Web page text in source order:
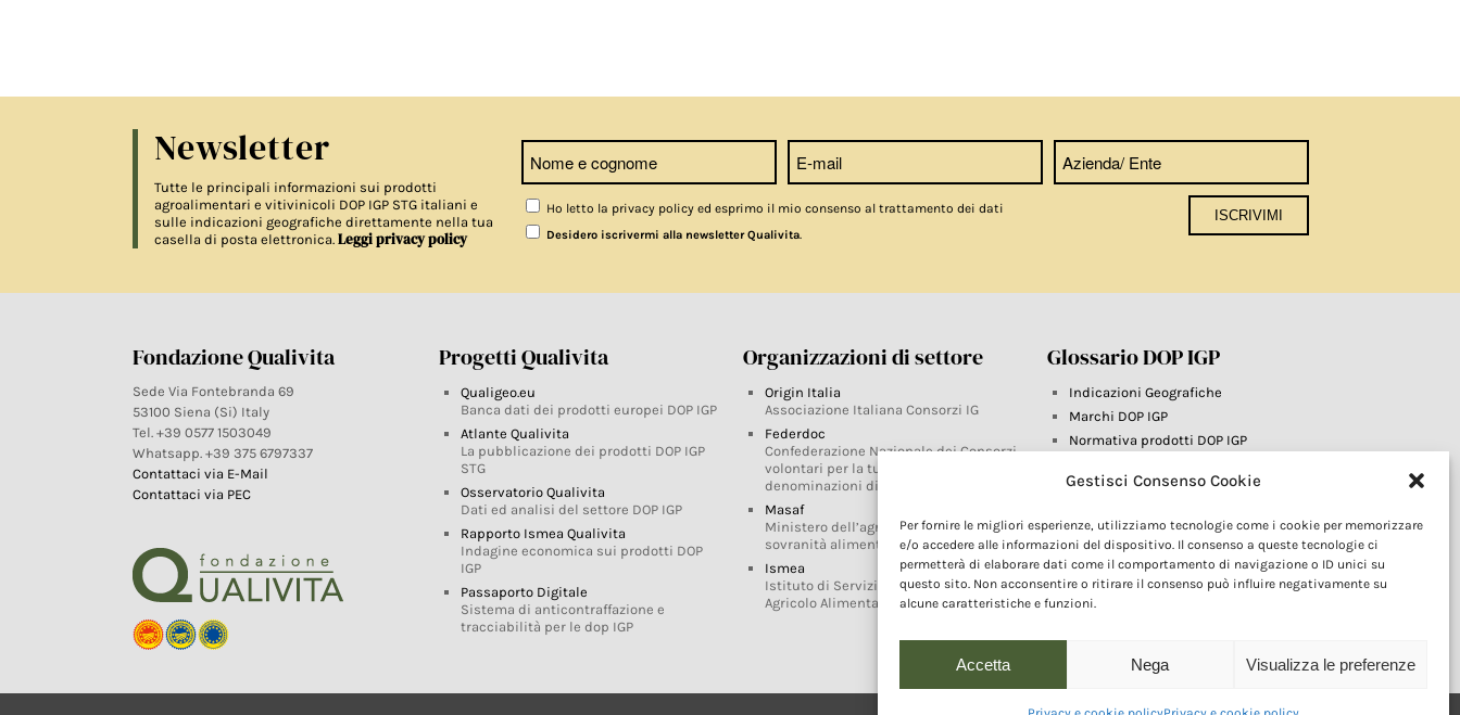
Gestisci Consenso Cookie
Per fornire le migliori esperienze, utilizziamo tecnologie come i cookie per memorizzare
e/o accedere alle informazioni del dispositivo. Il consenso a queste tecnologie ci
permetterà di elaborare dati come il comportamento di navigazione o ID unici su
questo sito. Non acconsentire o ritirare il consenso può influire negativamente su
alcune caratteristiche e funzioni.
Accetta Nega Visualizza le preferenze
Newsletter
Tutte le principali informazioni sui prodotti
agroalimentari e vitivinicoli DOP IGP STG italiani e
sulle indicazioni geografiche direttamente nella tua
casella di posta elettronica. Leggi privacy policy
Ho letto la privacy policy ed esprimo il mio consenso al trattamento dei dati
Desidero iscrivermi alla newsletter Qualivita.
Fondazione Qualivita
Sede Via Fontebranda 69
53100 Siena (Si) Italy
Tel. +39 0577 1503049
Whatsapp. +39 375 6797337
Contattaci via E-Mail
Contattaci via PEC
Progetti Qualivita
Qualigeo.eu
Banca dati dei prodotti europei DOP IGP
Atlante Qualivita
La pubblicazione dei prodotti DOP IGP
STG
Osservatorio Qualivita
Dati ed analisi del settore DOP IGP
Rapporto Ismea Qualivita
Indagine economica sui prodotti DOP
IGP
Passaporto Digitale
Sistema di anticontraffazione e
tracciabilità per le dop IGP
Organizzazioni di settore
Origin Italia
Associazione Italiana Consorzi IG
Federdoc
Confederazione Nazionale dei Consorzi
volontari per la tutela delle
denominazioni di origine
Masaf
Ministero dell’agricoltura, della
sovranità alimentare e delle foreste
Ismea
Istituto di Servizi per il Mercato
Agricolo Alimentare
Glossario DOP IGP
Indicazioni Geografiche
Marchi DOP IGP
Normativa prodotti DOP IGP
Farm To Fork e prodotti DOP IGP
Riforma Sistema IG
Turismo DOP